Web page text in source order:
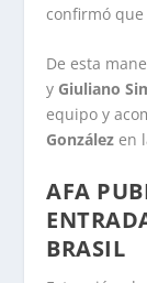
confirmó
De esta
y Giuliano
equipo y
González en
AFA
BRASIL